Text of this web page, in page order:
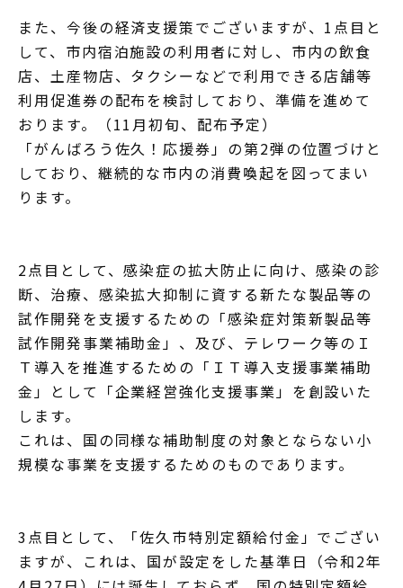
また、今後の経済支援策でございますが、1点目と
して、市内宿泊施設の利用者に対し、市内の飲食
店、土産物店、タクシーなどで利用できる店舗等
利用促進券の配布を検討しており、準備を進めて
おります。（11月初旬、配布予定）
「がんばろう佐久！応援券」の第2弾の位置づけと
しており、継続的な市内の消費喚起を図ってまい
ります。
2点目として、感染症の拡大防止に向け、感染の診
断、治療、感染拡大抑制に資する新たな製品等の
試作開発を支援するための「感染症対策新製品等
試作開発事業補助金」、及び、テレワーク等のＩ
Ｔ導入を推進するための「ＩＴ導入支援事業補助
金」として「企業経営強化支援事業」を創設いた
します。
これは、国の同様な補助制度の対象とならない小
規模な事業を支援するためのものであります。
3点目として、「佐久市特別定額給付金」でござい
ますが、これは、国が設定をした基準日（令和2年